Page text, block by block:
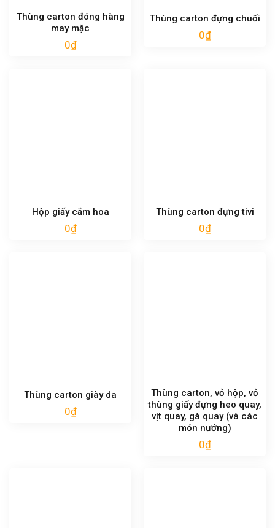
Thùng carton đóng hàng
may mặc
0₫
Thùng carton đựng chuối
0₫
Hộp giấy cắm hoa
0₫
Thùng carton đựng tivi
0₫
Thùng carton giày da
0₫
Thùng carton, vỏ hộp, vỏ
thùng giấy đựng heo quay,
vịt quay, gà quay (và các
món nướng)
0₫